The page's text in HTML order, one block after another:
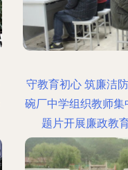
守教育初心 筑廉洁
碗厂中学组织教师
题片开展廉政教
更新时间：2026-